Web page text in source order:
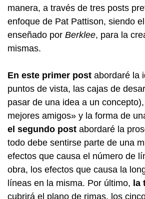
manera, a través de tres posts
enfoque de Pat Pattison, siendo
enseñado por Berklee, para la
mismas.
En este primer post abordaré la
puntos de vista, las cajas de
pasar de una idea a un
mejores amigos» y la forma de
el segundo post abordaré la
todo debe sentirse parte de una
efectos que causa el número de
obra, los efectos que causa la
líneas en la misma. Por último, la
cubrirá el plano de rimas, los